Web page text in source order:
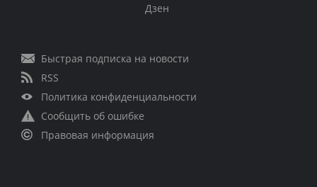
Дзен
Быстрая подписка на новости
RSS
Политика конфиденциальности
Сообщить об ошибке
Правовая информация